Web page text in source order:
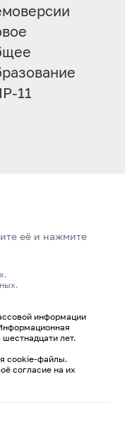
11
её и нажмите
информации
лет.
cookie-файлы.
согласие на их